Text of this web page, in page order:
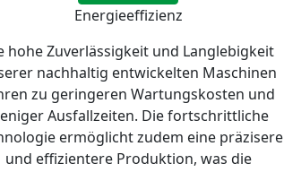
Energieeffizienz
hohe Zuverlässigkeit und Langlebigkeit
nachhaltig entwickelten Maschinen
zu geringeren Wartungskosten und
Ausfallzeiten. Die fortschrittliche
ermöglicht zudem eine präzisere
und effizientere Produktion, was die